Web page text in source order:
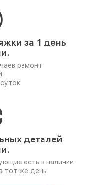
за 1 день
ремонт
деталей
есть в наличии
тот же день.